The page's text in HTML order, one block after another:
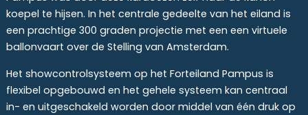
koepel te hijsen. In het centrale gedeelte van het eiland is
een prachtige 300 graden projectie met een een virtuele
ballonvaart over de Stelling van Amsterdam.
Het showcontrolsysteem op het Forteiland Pampus is
flexibel opgebouwd en het gehele systeem kan centraal
in- en uitgeschakeld worden door middel van één druk op